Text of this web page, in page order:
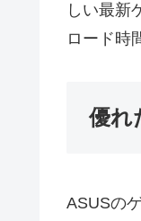
しい最新
ロード時
優れ
ASUSの